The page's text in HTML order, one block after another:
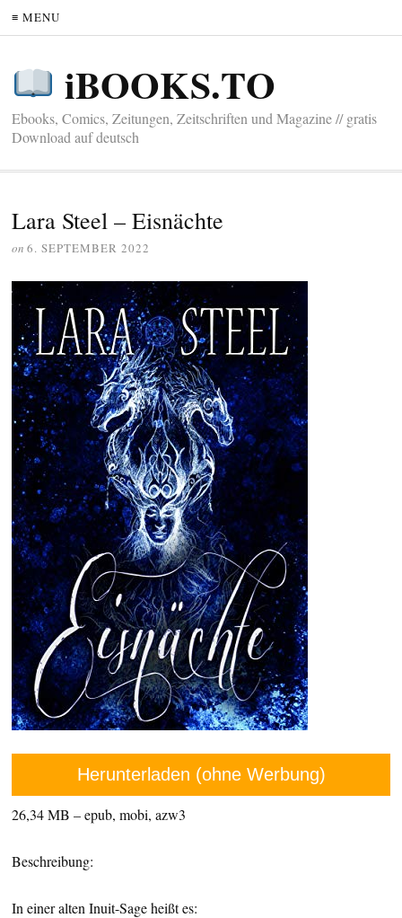
≡ MENU
iBOOKS.TO
Ebooks, Comics, Zeitungen, Zeitschriften und Magazine // gratis
Download auf deutsch
Lara Steel – Eisnächte
on 6. SEPTEMBER 2022
Herunterladen (ohne Werbung)
26,34 MB – epub, mobi, azw3
Beschreibung:
In einer alten Inuit-Sage heißt es: